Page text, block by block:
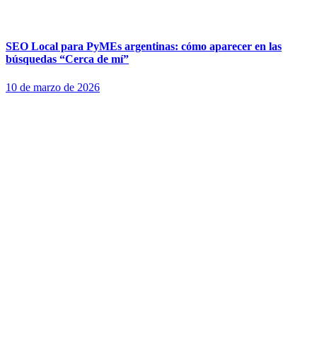
SEO Local para PyMEs argentinas: cómo aparecer en las
búsquedas “Cerca de mí”
10 de marzo de 2026